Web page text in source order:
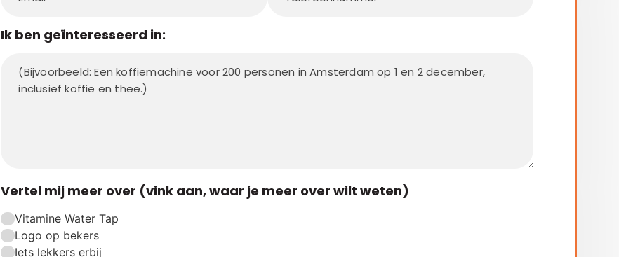
Ik ben geïnteresseerd in:
Vertel mij meer over (vink aan, waar je meer over wilt weten)
Vitamine Water Tap
Logo op bekers
Iets lekkers erbij